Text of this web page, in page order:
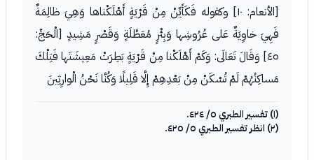
[الأنعام: ١٠] وكقوله فَكَأَيِّنْ مِنْ قَرْيَةٍ أَهْلَكْناها وَهِيَ ظالِمَةٌ
فَهِيَ خاوِيَةٌ عَلى عُرُوشِها وَبِئْرٍ مُعَطَّلَةٍ وَقَصْرٍ مَشِيدٍ [الْحَجِّ:
٤٥] وَقَالَ تَعَالَى: وَكَمْ أَهْلَكْنا مِنْ قَرْيَةٍ بَطِرَتْ مَعِيشَتَها فَتِلْكَ
مَساكِنُهُمْ لَمْ تُسْكَنْ مِنْ بَعْدِهِمْ إِلَّا قَلِيلًا وَكُنَّا نَحْنُ الْوارِثِينَ
(١) تفسير الطبري ٥/ ٤٢٤.
(٢) انظر تفسير الطبري ٥/ ٤٢٥.